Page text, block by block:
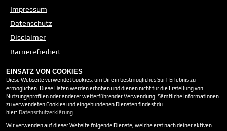
Impressum
Datenschutz
Disclaimer
Barrierefreiheit
Batteriegesetz
Altölverordnung
ÖFFNUNGSZEITEN
EINSATZ VON COOKIES
Diese Webseite verwendet Cookies, um Dir ein bestmögliches Surf-Erlebnis zu
ermöglichen. Diese Daten werden erhoben und dienen nicht für die Erstellung von
Nutzungsprofilen oder anderer weiterführender Verwendung. Sämtliche Informationen
zu verwendeten Cookies und eingebundenen Diensten findest du
hier: Datenschutzerklärung
Wir verwenden auf dieser Website folgende Dienste, welche erst nach deiner aktiven